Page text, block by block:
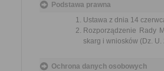
Podstawa prawna
Ustawa z dnia 14
Rozporządzenie Rady
skarg i wniosków (Dz. U.
Ochrona danych osobowych